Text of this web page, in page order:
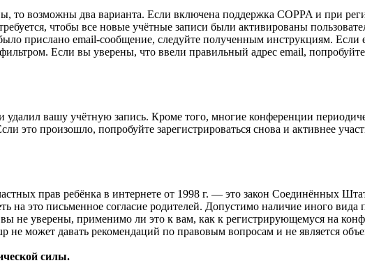
то возможны два варианта. Если включена поддержка COPPA и при
чтобы все новые учётные записи были активированы
прислано email-сообщение, следуйте полученным инструкциям.
Если вы уверены, что ввели правильный адрес email, попробуйте
вашу учётную запись. Кроме того, многие конференции
произошло, попробуйте зарегистрироваться снова и активнее
прав ребёнка в интернете от 1998 г. — это закон Соединённых
на это письменное согласие родителей. Допустимо наличие иного
не уверены, применимо ли это к вам, как к регистрирующемуся на
может давать рекомендаций по правовым вопросам и не является
силы.